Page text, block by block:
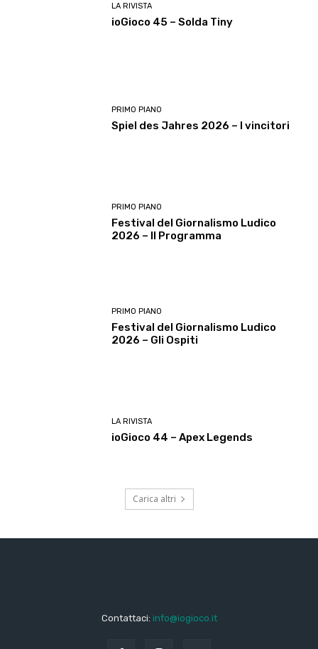
LA RIVISTA
ioGioco 45 – Solda Tiny
PRIMO PIANO
Spiel des Jahres 2026 – I vincitori
PRIMO PIANO
Festival del Giornalismo Ludico
2026 – Il Programma
PRIMO PIANO
Festival del Giornalismo Ludico
2026 – Gli Ospiti
LA RIVISTA
ioGioco 44 – Apex Legends
Carica altri
Contattaci: info@iogioco.it